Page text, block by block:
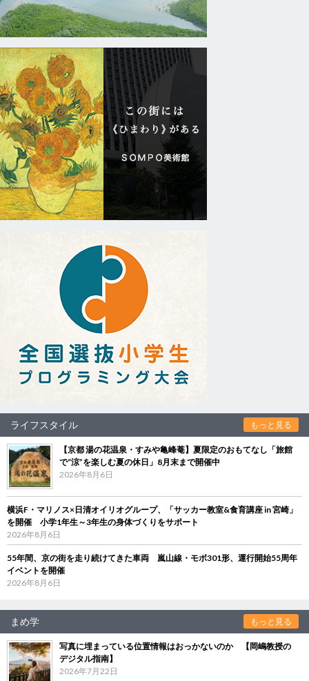
ライフスタイル もっと見る
【京都 湯の花温泉・すみや亀峰菴】夏限定のおもてなし「旅館
で“涼”を楽しむ夏の休日」8月末まで開催中
2026年8月6日
横浜F・マリノス×日清オイリオグループ、「サッカー教室&食育講座 in 宮崎」
を開催 小学1年生～3年生の身体づくりをサポート
2026年8月6日
55年間、京の街を走り続けてきた車両 嵐山線・モボ301形、運行開始55周年
イベントを開催
2026年8月6日
まめ学 もっと見る
写真に埋まっている位置情報はおっかないのか 【岡嶋教授の
デジタル指南】
2026年7月22日